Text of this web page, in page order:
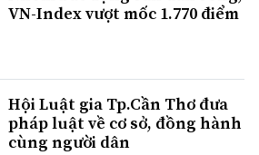
VN-Index vượt mốc 1.770 điểm
Hội Luật gia Tp.Cần Thơ đưa
pháp luật về cơ sở, đồng hành
cùng người dân